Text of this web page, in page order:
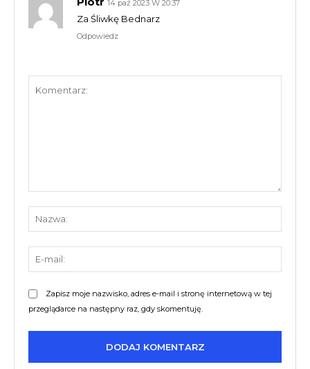
14 paź 2023 W 20:37
Za Śliwkę Bednarz
Odpowiedz
Zapisz moje nazwisko, adres e-mail i stronę internetową w tej
przeglądarce na następny raz, gdy skomentuję.